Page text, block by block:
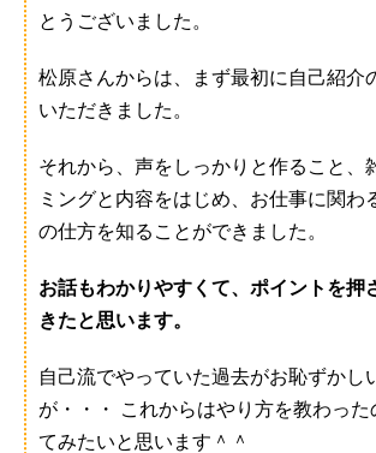
とうございました。
松原さんからは、まず最初に自己紹介
いただきました。
それから、声をしっかりと作ること、
ミングと内容をはじめ、お仕事に関わ
の仕方を知ることができました。
お話もわかりやすくて、ポイントを押
きたと思います。
自己流でやっていた過去がお恥ずかし
が・・・ これからはやり方を教わった
てみたいと思います＾＾